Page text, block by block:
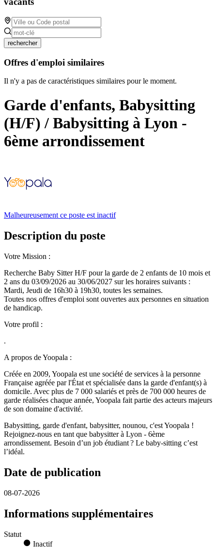
rechercher
Offres d'emploi similaires
Il n'y a pas de caractéristiques similaires pour le moment.
Garde d'enfants, Babysitting
(H/F) / Babysitting à Lyon -
6ème arrondissement
Malheureusement ce poste est inactif
Description du poste
Votre Mission :
Recherche Baby Sitter H/F pour la garde de 2 enfants de 10 mois et
2 ans du 03/09/2026 au 30/06/2027 sur les horaires suivants :
Mardi, Jeudi de 16h30 à 19h30, toutes les semaines.
Toutes nos offres d'emploi sont ouvertes aux personnes en situation
de handicap.
Votre profil :
.
A propos de Yoopala :
Créée en 2009, Yoopala est une société de services à la personne
Française agréée par l'État et spécialisée dans la garde d'enfant(s) à
domicile. Avec plus de 7 000 salariés et près de 700 000 heures de
garde réalisées chaque année, Yoopala fait partie des acteurs majeurs
de son domaine d'activité.
Babysitting, garde d'enfant, babysitter, nounou, c'est Yoopala !
Rejoignez-nous en tant que babysitter à Lyon - 6ème
arrondissement. Besoin d’un job étudiant ? Le baby-sitting c’est
l’idéal.
Date de publication
08-07-2026
Informations supplémentaires
Statut
Inactif